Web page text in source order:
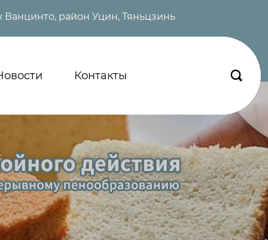
район Уцин, Тяньцзинь
Контакты 